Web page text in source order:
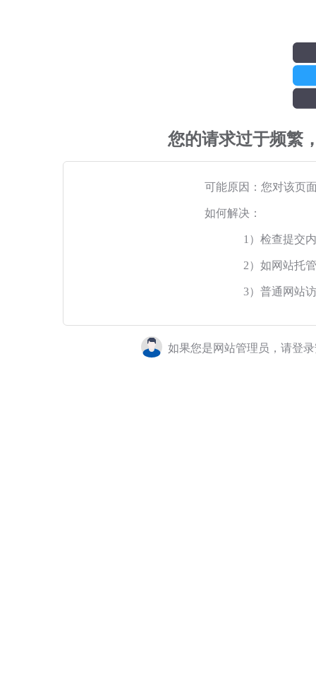
您的请求过于频繁
可能原因：您对该页
如何解决：
1）检查提交
2）如网站托
3）普通网站
如果您是网站管理员，请登